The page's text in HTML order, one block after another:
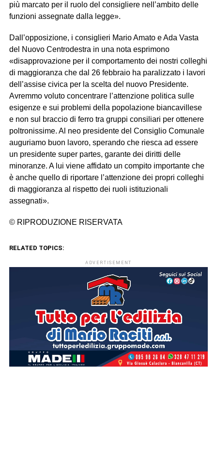
più marcato per il ruolo del consigliere nell’ambito delle
funzioni assegnate dalla legge».
Dall’opposizione, i consiglieri Mario Amato e Ada Vasta
del Nuovo Centrodestra in una nota esprimono
«disapprovazione per il comportamento dei nostri colleghi
di maggioranza che dal 26 febbraio ha paralizzato i lavori
dell’assise civica per la scelta del nuovo Presidente.
Avremmo voluto concentrare l’attenzione politica sulle
esigenze e sui problemi della popolazione biancavillese
e non sul braccio di ferro tra gruppi consiliari per ottenere
poltronissime. Al neo presidente del Consiglio Comunale
auguriamo buon lavoro, sperando che riesca ad essere
un presidente super partes, garante dei diritti delle
minoranze. A lui viene affidato un compito importante che
è anche quello di riportare l’attenzione dei propri colleghi
di maggioranza al rispetto dei ruoli istituzionali
assegnati».
© RIPRODUZIONE RISERVATA
RELATED TOPICS:
ADVERTISEMENT